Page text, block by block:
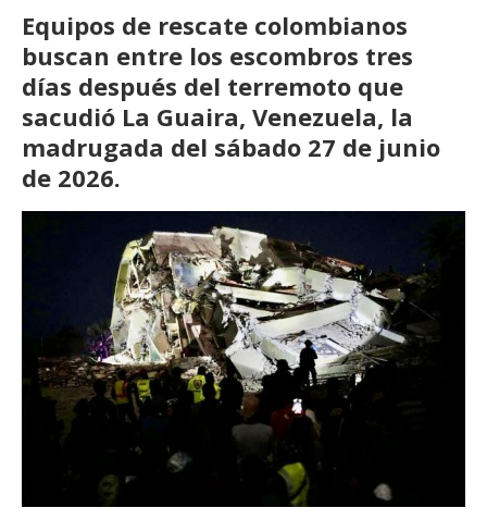
Equipos de rescate colombianos
buscan entre los escombros tres
días después del terremoto que
sacudió La Guaira, Venezuela, la
madrugada del sábado 27 de junio
de 2026.